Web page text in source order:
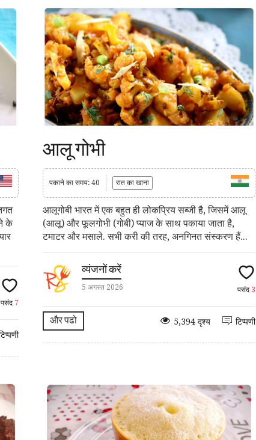
के
पसंद 7
आलू गोभी
पकाने का समय: 40 रात का खाना
आलूगोबी भारत में एक बहुत ही लोकप्रिय सब्जी है, जिसमें आलू
(आलू) और फूलगोभी (गोबी) प्याज के साथ पकाया जाता है,
टमाटर और मसाले. सभी करी की तरह, अनगिनत संस्करण हैं...
व्यंजनों करें
5 अगस्त 2026 पसंद 3
और पढो टिप्पणी
5,394 दृश्य